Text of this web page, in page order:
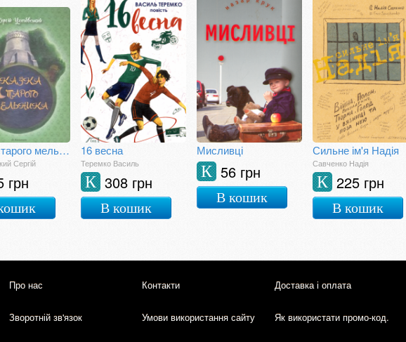
Казка старого мельника
Сергій
грн
16 весна
Теремко Василь
308 грн
К
В кошик
Мисливці
56 грн
К
В кошик
Сильне ім'я Надія
Савченко Надія
225 грн
К
В кошик
Про нас Контакти Доставка і оплата
Зворотній зв'язок Умови використання сайту Як використати промо-код.